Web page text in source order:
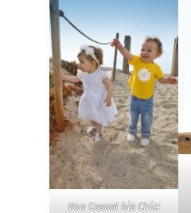
Von Casual bis Chic: